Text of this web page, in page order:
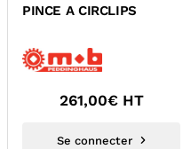
PINCE A CIRCLIPS
261,00€ HT
Se connecter